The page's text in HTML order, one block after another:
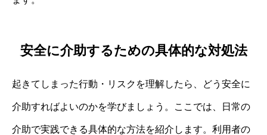
安全に介助するための具体的な対処法
起きてしまった行動・リスクを理解したら、どう安全に
介助すればよいのかを学びましょう。ここでは、日常の
介助で実践できる具体的な方法を紹介します。利用者の